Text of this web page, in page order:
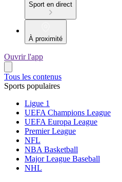
Sport en direct
À proximité
Ouvrir l'app
Tous les contenus
Sports populaires
Ligue 1
UEFA Champions League
UEFA Europa League
Premier League
NFL
NBA Basketball
Major League Baseball
NHL